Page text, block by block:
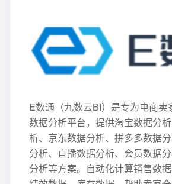
E数通（九数云BI）是专为电商卖
数据分析平台，提供淘宝数据分
析、京东数据分析、拼多多数据
分析、直播数据分析、会员数据
分析等方案。自动化计算销售数据